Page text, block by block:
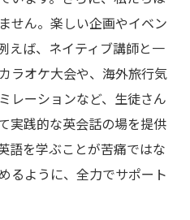
せん。楽しい企画やイベン
えば、ネイティブ講師と一
ラオケ大会や、海外旅行気
レーションなど、生徒さん
実践的な英会話の場を提供
語を学ぶことが苦痛ではな
るように、全力でサポート